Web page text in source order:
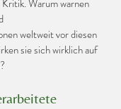
Warum warnen
weltweit vor diesen
sie sich wirklich auf